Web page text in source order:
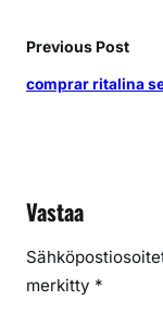
Previous Post
comprar ritalina
Vastaa
merkitty *